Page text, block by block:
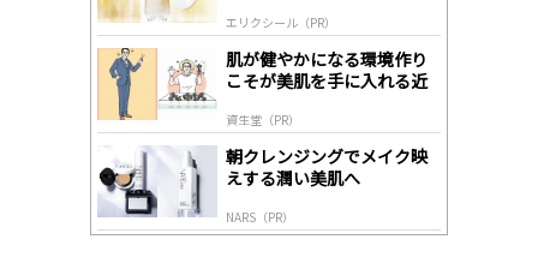
エリクシール（PR）
肌が健やかになる環境作り
こそが美肌を手に入れる近
資生堂（PR）
朝クレンジングでメイク映
えする潤い美肌へ
NARS（PR）